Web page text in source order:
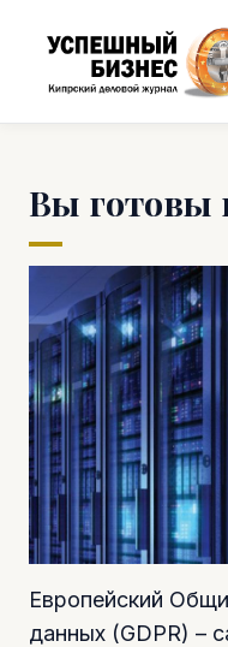
Вы готовы
Европейский
данных (GDPR) –